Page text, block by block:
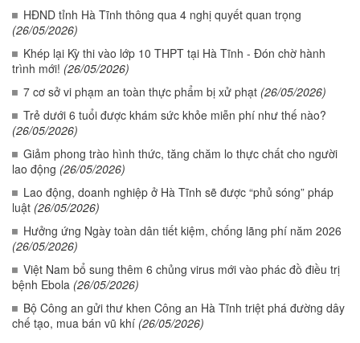
HĐND tỉnh Hà Tĩnh thông qua 4 nghị quyết quan trọng
(26/05/2026)
Khép lại Kỳ thi vào lớp 10 THPT tại Hà Tĩnh - Đón chờ hành
trình mới! (26/05/2026)
7 cơ sở vi phạm an toàn thực phẩm bị xử phạt (26/05/2026)
Trẻ dưới 6 tuổi được khám sức khỏe miễn phí như thế nào?
(26/05/2026)
Giảm phong trào hình thức, tăng chăm lo thực chất cho người
lao động (26/05/2026)
Lao động, doanh nghiệp ở Hà Tĩnh sẽ được “phủ sóng” pháp
luật (26/05/2026)
Hưởng ứng Ngày toàn dân tiết kiệm, chống lãng phí năm 2026
(26/05/2026)
Việt Nam bổ sung thêm 6 chủng virus mới vào phác đồ điều trị
bệnh Ebola (26/05/2026)
Bộ Công an gửi thư khen Công an Hà Tĩnh triệt phá đường dây
chế tạo, mua bán vũ khí (26/05/2026)